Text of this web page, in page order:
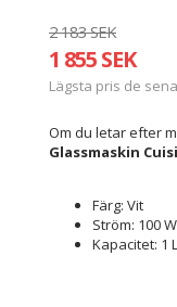
2 183 SEK
1 855 SEK
Lägsta pris de
Om du letar efter
Glassmaskin
Färg: Vit
Ström: 100 W
Kapacitet: 1 L